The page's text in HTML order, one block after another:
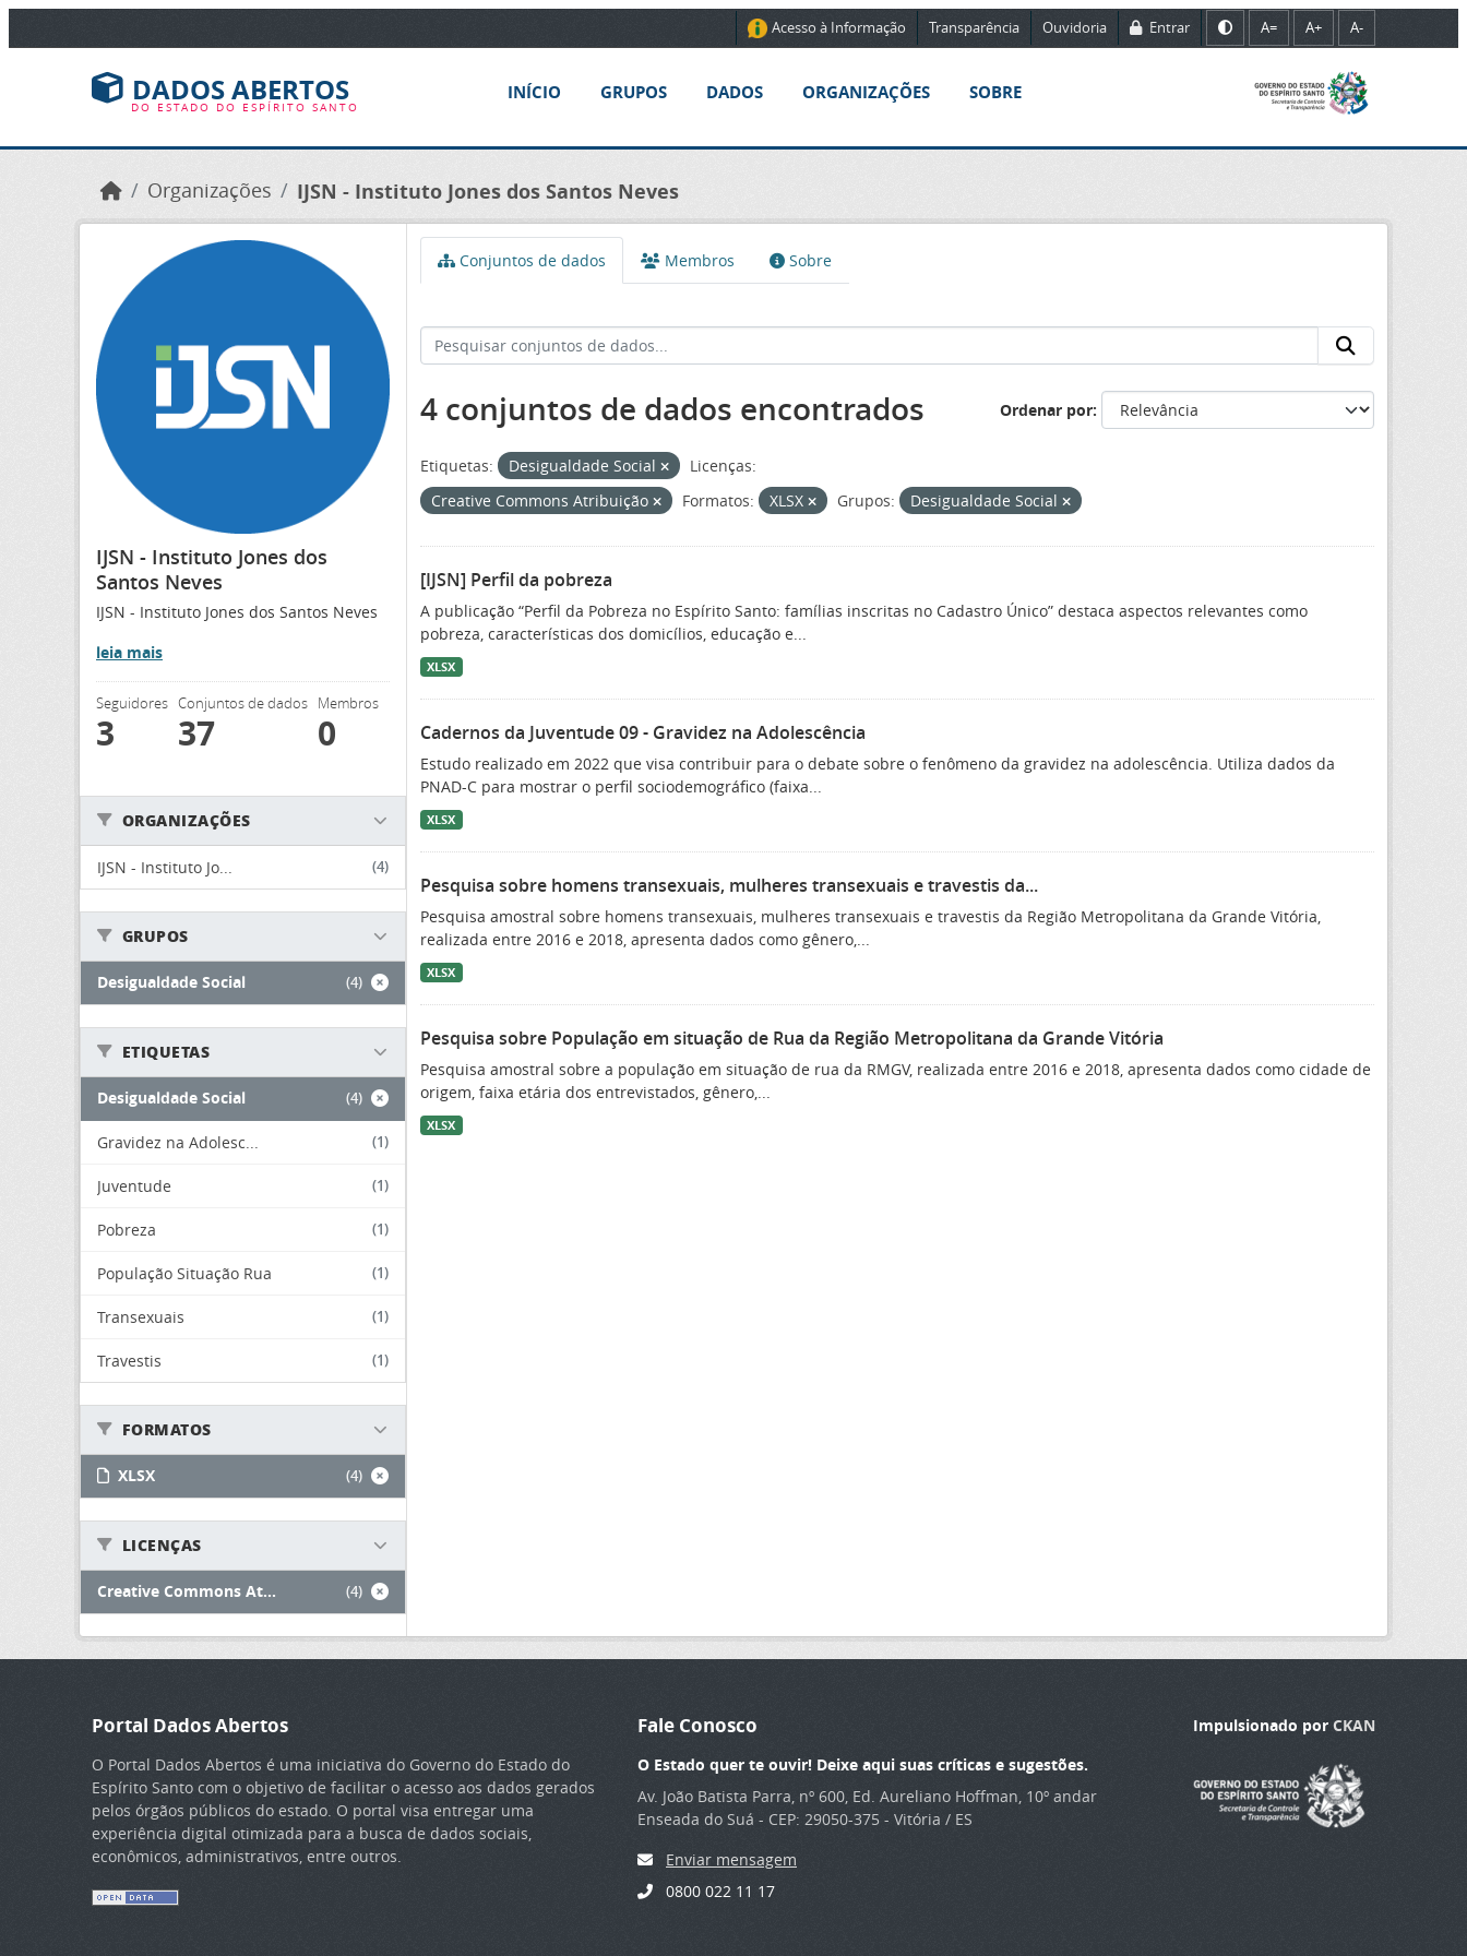
Ir para o conteúdo principal
Acesso à Informação Transparência Ouvidoria Entrar A= A+ A-
DADOS ABERTOS
DO ESTADO DO ESPÍRITO SANTO
INÍCIO GRUPOS DADOS ORGANIZAÇÕES SOBRE
Organizações IJSN - Instituto Jones dos Santos Neves
IJSN - Instituto Jones dos
Santos Neves
IJSN - Instituto Jones dos Santos Neves
leia mais
Seguidores
3
Conjuntos de dados
37
Membros
0
ORGANIZAÇÕES
IJSN - Instituto Jo... (4)
GRUPOS
Desigualdade Social (4)
ETIQUETAS
Desigualdade Social (4)
Gravidez na Adolesc... (1)
Juventude (1)
Pobreza (1)
População Situação Rua (1)
Transexuais (1)
Travestis (1)
FORMATOS
XLSX (4)
LICENÇAS
Creative Commons At... (4)
Conjuntos de dados Membros Sobre
Ordenar por
4 conjuntos de dados encontrados
Etiquetas: Desigualdade Social
Licenças:
Creative Commons Atribuição
Formatos: XLSX Grupos: Desigualdade Social
[IJSN] Perfil da pobreza
A publicação “Perfil da Pobreza no Espírito Santo: famílias inscritas no Cadastro Único” destaca aspectos relevantes como
pobreza, características dos domicílios, educação e...
XLSX
Cadernos da Juventude 09 - Gravidez na Adolescência
Estudo realizado em 2022 que visa contribuir para o debate sobre o fenômeno da gravidez na adolescência. Utiliza dados da
PNAD-C para mostrar o perfil sociodemográfico (faixa...
XLSX
Pesquisa sobre homens transexuais, mulheres transexuais e travestis da...
Pesquisa amostral sobre homens transexuais, mulheres transexuais e travestis da Região Metropolitana da Grande Vitória,
realizada entre 2016 e 2018, apresenta dados como gênero,...
XLSX
Pesquisa sobre População em situação de Rua da Região Metropolitana da Grande Vitória
Pesquisa amostral sobre a população em situação de rua da RMGV, realizada entre 2016 e 2018, apresenta dados como cidade de
origem, faixa etária dos entrevistados, gênero,...
XLSX
Portal Dados Abertos
O Portal Dados Abertos é uma iniciativa do Governo do Estado do
Espírito Santo com o objetivo de facilitar o acesso aos dados gerados
pelos órgãos públicos do estado. O portal visa entregar uma
experiência digital otimizada para a busca de dados sociais,
econômicos, administrativos, entre outros.
Fale Conosco
O Estado quer te ouvir! Deixe aqui suas críticas e sugestões.
Av. João Batista Parra, nº 600, Ed. Aureliano Hoffman, 10º andar
Enseada do Suá - CEP: 29050-375 - Vitória / ES
Enviar mensagem
0800 022 11 17
Impulsionado por CKAN